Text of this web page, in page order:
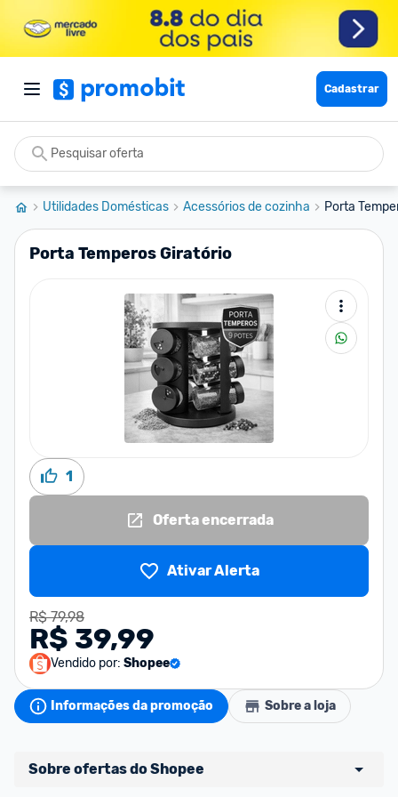
Cadastrar
Utilidades Domésticas Acessórios de cozinha Porta
Porta Temperos Giratório
1
Oferta encerrada
Ativar Alerta
R$ 79,98
R$ 39,99
Vendido por: Shopee
Informações da promoção Sobre a loja
Sobre ofertas do Shopee